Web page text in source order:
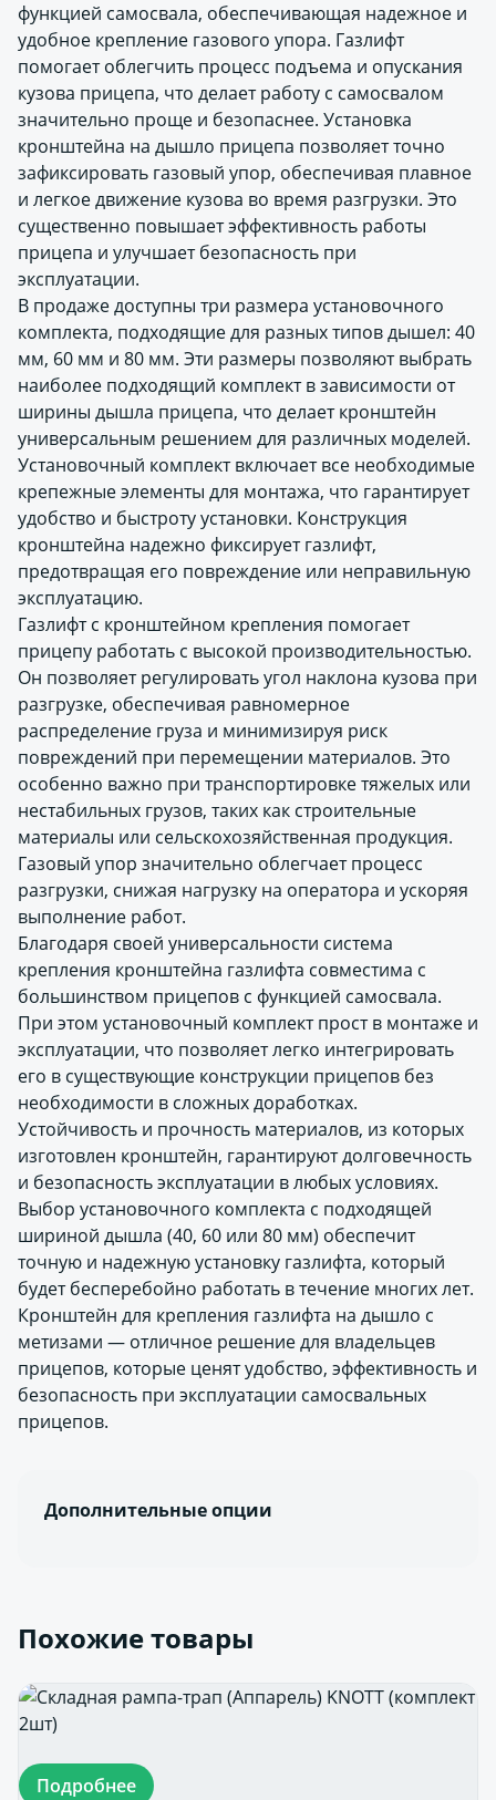
функцией самосвала, обеспечивающая надежное и
удобное крепление газового упора. Газлифт
помогает облегчить процесс подъема и опускания
кузова прицепа, что делает работу с самосвалом
значительно проще и безопаснее. Установка
кронштейна на дышло прицепа позволяет точно
зафиксировать газовый упор, обеспечивая плавное
и легкое движение кузова во время разгрузки. Это
существенно повышает эффективность работы
прицепа и улучшает безопасность при
эксплуатации.
В продаже доступны три размера установочного
комплекта, подходящие для разных типов дышел: 40
мм, 60 мм и 80 мм. Эти размеры позволяют выбрать
наиболее подходящий комплект в зависимости от
ширины дышла прицепа, что делает кронштейн
универсальным решением для различных моделей.
Установочный комплект включает все необходимые
крепежные элементы для монтажа, что гарантирует
удобство и быстроту установки. Конструкция
кронштейна надежно фиксирует газлифт,
предотвращая его повреждение или неправильную
эксплуатацию.
Газлифт с кронштейном крепления помогает
прицепу работать с высокой производительностью.
Он позволяет регулировать угол наклона кузова при
разгрузке, обеспечивая равномерное
распределение груза и минимизируя риск
повреждений при перемещении материалов. Это
особенно важно при транспортировке тяжелых или
нестабильных грузов, таких как строительные
материалы или сельскохозяйственная продукция.
Газовый упор значительно облегчает процесс
разгрузки, снижая нагрузку на оператора и ускоряя
выполнение работ.
Благодаря своей универсальности система
крепления кронштейна газлифта совместима с
большинством прицепов с функцией самосвала.
При этом установочный комплект прост в монтаже и
эксплуатации, что позволяет легко интегрировать
его в существующие конструкции прицепов без
необходимости в сложных доработках.
Устойчивость и прочность материалов, из которых
изготовлен кронштейн, гарантируют долговечность
и безопасность эксплуатации в любых условиях.
Выбор установочного комплекта с подходящей
шириной дышла (40, 60 или 80 мм) обеспечит
точную и надежную установку газлифта, который
будет бесперебойно работать в течение многих лет.
Кронштейн для крепления газлифта на дышло с
метизами — отличное решение для владельцев
прицепов, которые ценят удобство, эффективность и
безопасность при эксплуатации самосвальных
прицепов.
Дополнительные опции
Похожие товары
Подробнее